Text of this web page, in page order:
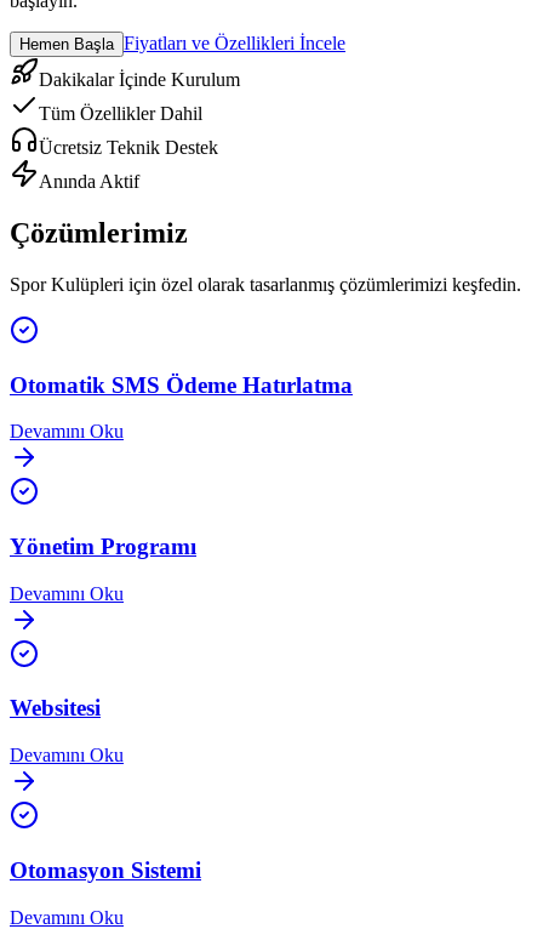
Hemen Başla Fiyatları ve Özellikleri İncele
Dakikalar İçinde Kurulum
Tüm Özellikler Dahil
Ücretsiz Teknik Destek
Anında Aktif
Çözümlerimiz
Spor Kulüpleri için özel olarak tasarlanmış çözümlerimizi keşfedin.
Otomatik SMS Ödeme Hatırlatma
Devamını Oku
Yönetim Programı
Devamını Oku
Websitesi
Devamını Oku
Otomasyon Sistemi
Devamını Oku